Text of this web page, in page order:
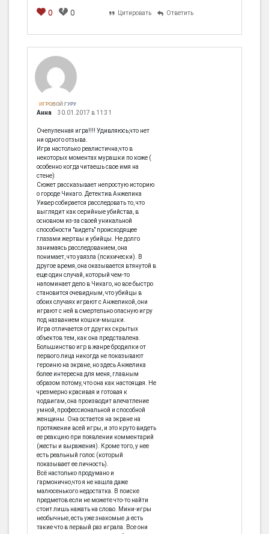
0 0 Цитировать Ответить
ИГРОВОЙ ГУРУ
Анна 30.01.2017 в 11:31
Очепупенная игра!!!! Удивляюсь,что нет
ни одного отзыва.
Игра настолько реалистична,что в
некоторых моментах мурашки по коже (
особенно когда читаешь свое имя на
стене)
Сюжет рассказывает непростую историю
о городе Чикаго. Детектив Анжелика
Уивер собирается расследовать то, что
выглядит как серийные убийства, в
основном из-за своей уникальной
способности "видеть" происходящее
глазами жертвы и убийцы. Не долго
занимаясь расследованием, она
понимает, что увязла (психически). В
другое время, она оказывается втянутой в
еще один случай, который чем-то
напоминает дело в Чикаго, но все быстро
становится очевидным, что убийцы в
обоих случаях играют с Анжеликой, они
играют с ней в смертельно опасную игру
под названием кошки-мышки.
Игра отличается от других скрытых
объектов тем, как она представлена.
Большинство игр в жанре бродилки от
первого лица никогда не показывают
героиню на экране, но здесь Анжелика
более интересна для меня, главным
образом потому, что она как настоящая. Не
чрезмерно красивая и готовая к
подвигам, она производит впечатление
умной, профессиональной и способной
женщины. Она остается на экране на
протяжении всей игры, и это круто видеть
ее реакцию при появлении комментарий
(жесты и выражения). Кроме того, у нее
есть реальный голос (который
показывает ее личность).
Всё настолько продумано и
гармонично,что я не нашла даже
малюсенького недостатка. В поиске
предметов если не можете что-то найти
стоит лишь нажать на слово. Мини-игры
необычные, есть уже знакомые ,а есть
такие что в первый раз играла. Все они